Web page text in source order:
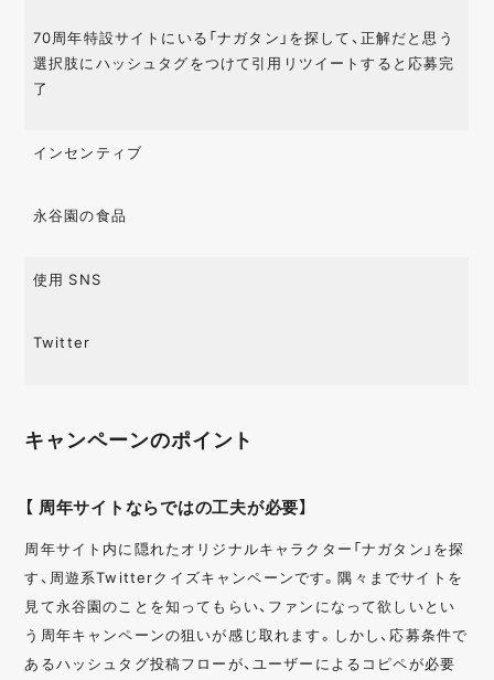
70周年特設サイトにいる「ナガタン」を探して、正解だと思う
選択肢にハッシュタグをつけて引用リツイートすると応募完
了
インセンティブ
永谷園の食品
使用 SNS
Twitter
キャンペーンのポイント
【 周年サイトならではの工夫が必要】
周年サイト内に隠れたオリジナルキャラクター「ナガタン」を探
す、周遊系Twitterクイズキャンペーンです。隅々までサイトを
見て永谷園のことを知ってもらい、ファンになって欲しいとい
う周年キャンペーンの狙いが感じ取れます。しかし、応募条件で
あるハッシュタグ投稿フローが、ユーザーによるコピペが必要